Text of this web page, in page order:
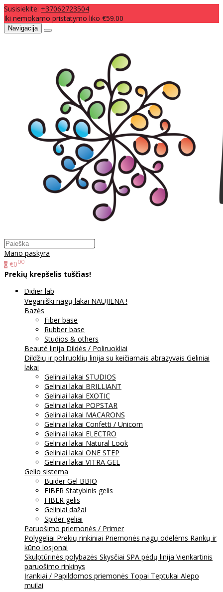
Susisiekite: +37062723504
Iki nemokamo pristatymo liko €59.00
Navigacija
Mano paskyra
0 €000
Prekių krepšelis tuščias!
Didier lab
Veganiški nagų lakai NAUJIENA !
Bazės
Fiber base
Rubber base
Studios & others
Beauté linija Dildės / Poliruokliai
Dildžių ir poliruoklių linija su keičiamais abrazyvais Geliniai
lakai
Geliniai lakai STUDIOS
Geliniai lakai BRILLIANT
Geliniai lakai EXOTIC
Geliniai lakai POPSTAR
Geliniai lakai MACARONS
Geliniai lakai Confetti / Unicorn
Geliniai lakai ELECTRO
Geliniai lakai Natural Look
Geliniai lakai ONE STEP
Geliniai lakai VITRA GEL
Gelio sistema
Buider Gel BBIO
FIBER Statybinis gelis
FIBER gelis
Geliniai dažai
Spider geliai
Paruošimo priemonės / Primer
Polygeliai Prekių rinkiniai Priemonės nagų odelėms Rankų ir
kūno losjonai
Skulptūrinės polybazės Skysčiai SPA pėdų linija Vienkartinis
paruošimo rinkinys
Įrankiai / Papildomos priemonės Topai Teptukai Alepo
muilai